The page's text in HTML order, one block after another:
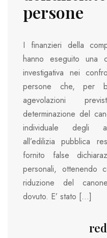
persone
I finanzieri della
hanno eseguito una
investigativa nei
persone che, per
agevolazioni
determinazione del
individuale degli
all’edilizia pubblica
fornito false
personali, ottenendo
riduzione del
dovuto. E’ stato […]